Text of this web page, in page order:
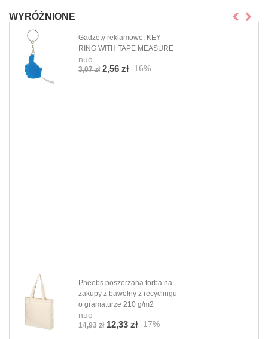
WYRÓŻNIONE
Gadżety reklamowe: KEY
RING WITH TAPE MEASURE
nuo
3,07 zł 2,56 zł -16%
Pheebs poszerzana torba na
zakupy z bawełny z recyclingu
o gramaturze 210 g/m2
nuo
14,93 zł 12,33 zł -17%